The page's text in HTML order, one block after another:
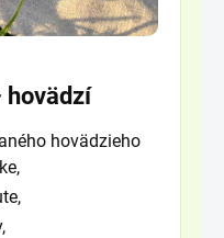
hovädzí
hovädzieho